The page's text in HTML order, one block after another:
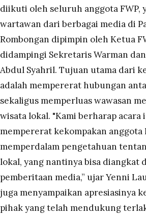
diikuti oleh seluruh anggota FWP,
wartawan dari berbagai media di
Rombongan dipimpin oleh Ketua
didampingi Sekretaris Warman
Abdul Syahril. Tujuan utama dari
adalah mempererat hubungan
sekaligus memperluas wawasan
wisata lokal. "Kami berharap acara
mempererat kekompakan anggota
memperdalam pengetahuan
lokal, yang nantinya bisa diangkat
pemberitaan media,” ujar Yenni
juga menyampaikan apresiasinya
pihak yang telah mendukung